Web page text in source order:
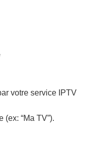
votre service IPTV
(ex: “Ma TV”).